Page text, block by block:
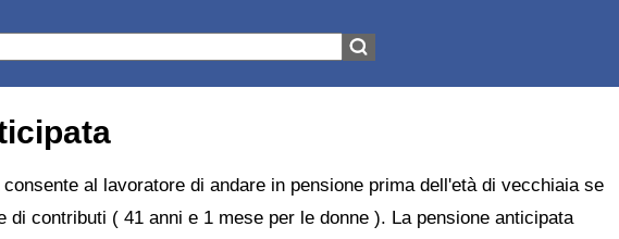
consente al lavoratore di andare in pensione prima dell'età di vecchiaia se
di contributi ( 41 anni e 1 mese per le donne ). La pensione anticipata